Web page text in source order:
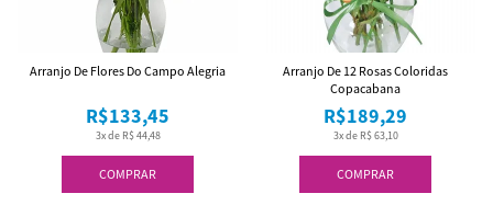
COMPRAR
3x de R$ 44,48
R$133,45
Arranjo De Flores Do Campo Alegria
COMPRAR
3x de R$ 63,10
R$189,29
Arranjo De 12 Rosas Coloridas
Copacabana